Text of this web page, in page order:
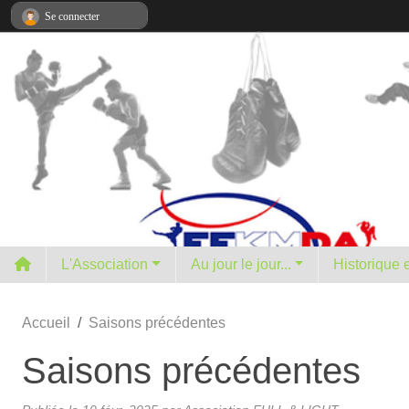
L'Association Au jour le jour...
Accueil Saisons précédentes
Saisons précédentes
Se connecter
Panneau de gestion des cookies